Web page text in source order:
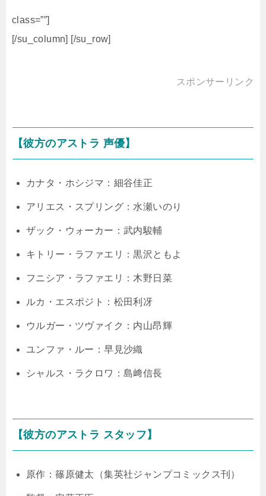
class=””]
[/su_column] [/su_row]
スポンサーリンク
【彼方のアストラ 声優】
カナタ・ホシジマ：細谷佳正
アリエス・スプリング：水瀬いのり
ザック・ウォーカー：武内駿輔
キトリー・ラファエリ：黒沢ともよ
フニシア・ラファエリ：木野日菜
ルカ・エスポジト：松田利冴
ウルガー・ツヴァイク：内山昂輝
ユンファ・ルー：早見沙織
シャルス・ラクロワ：島﨑信長
【彼方のアストラ スタッフ】
原作：篠原健太（集英社ジャンプコミックス刊）